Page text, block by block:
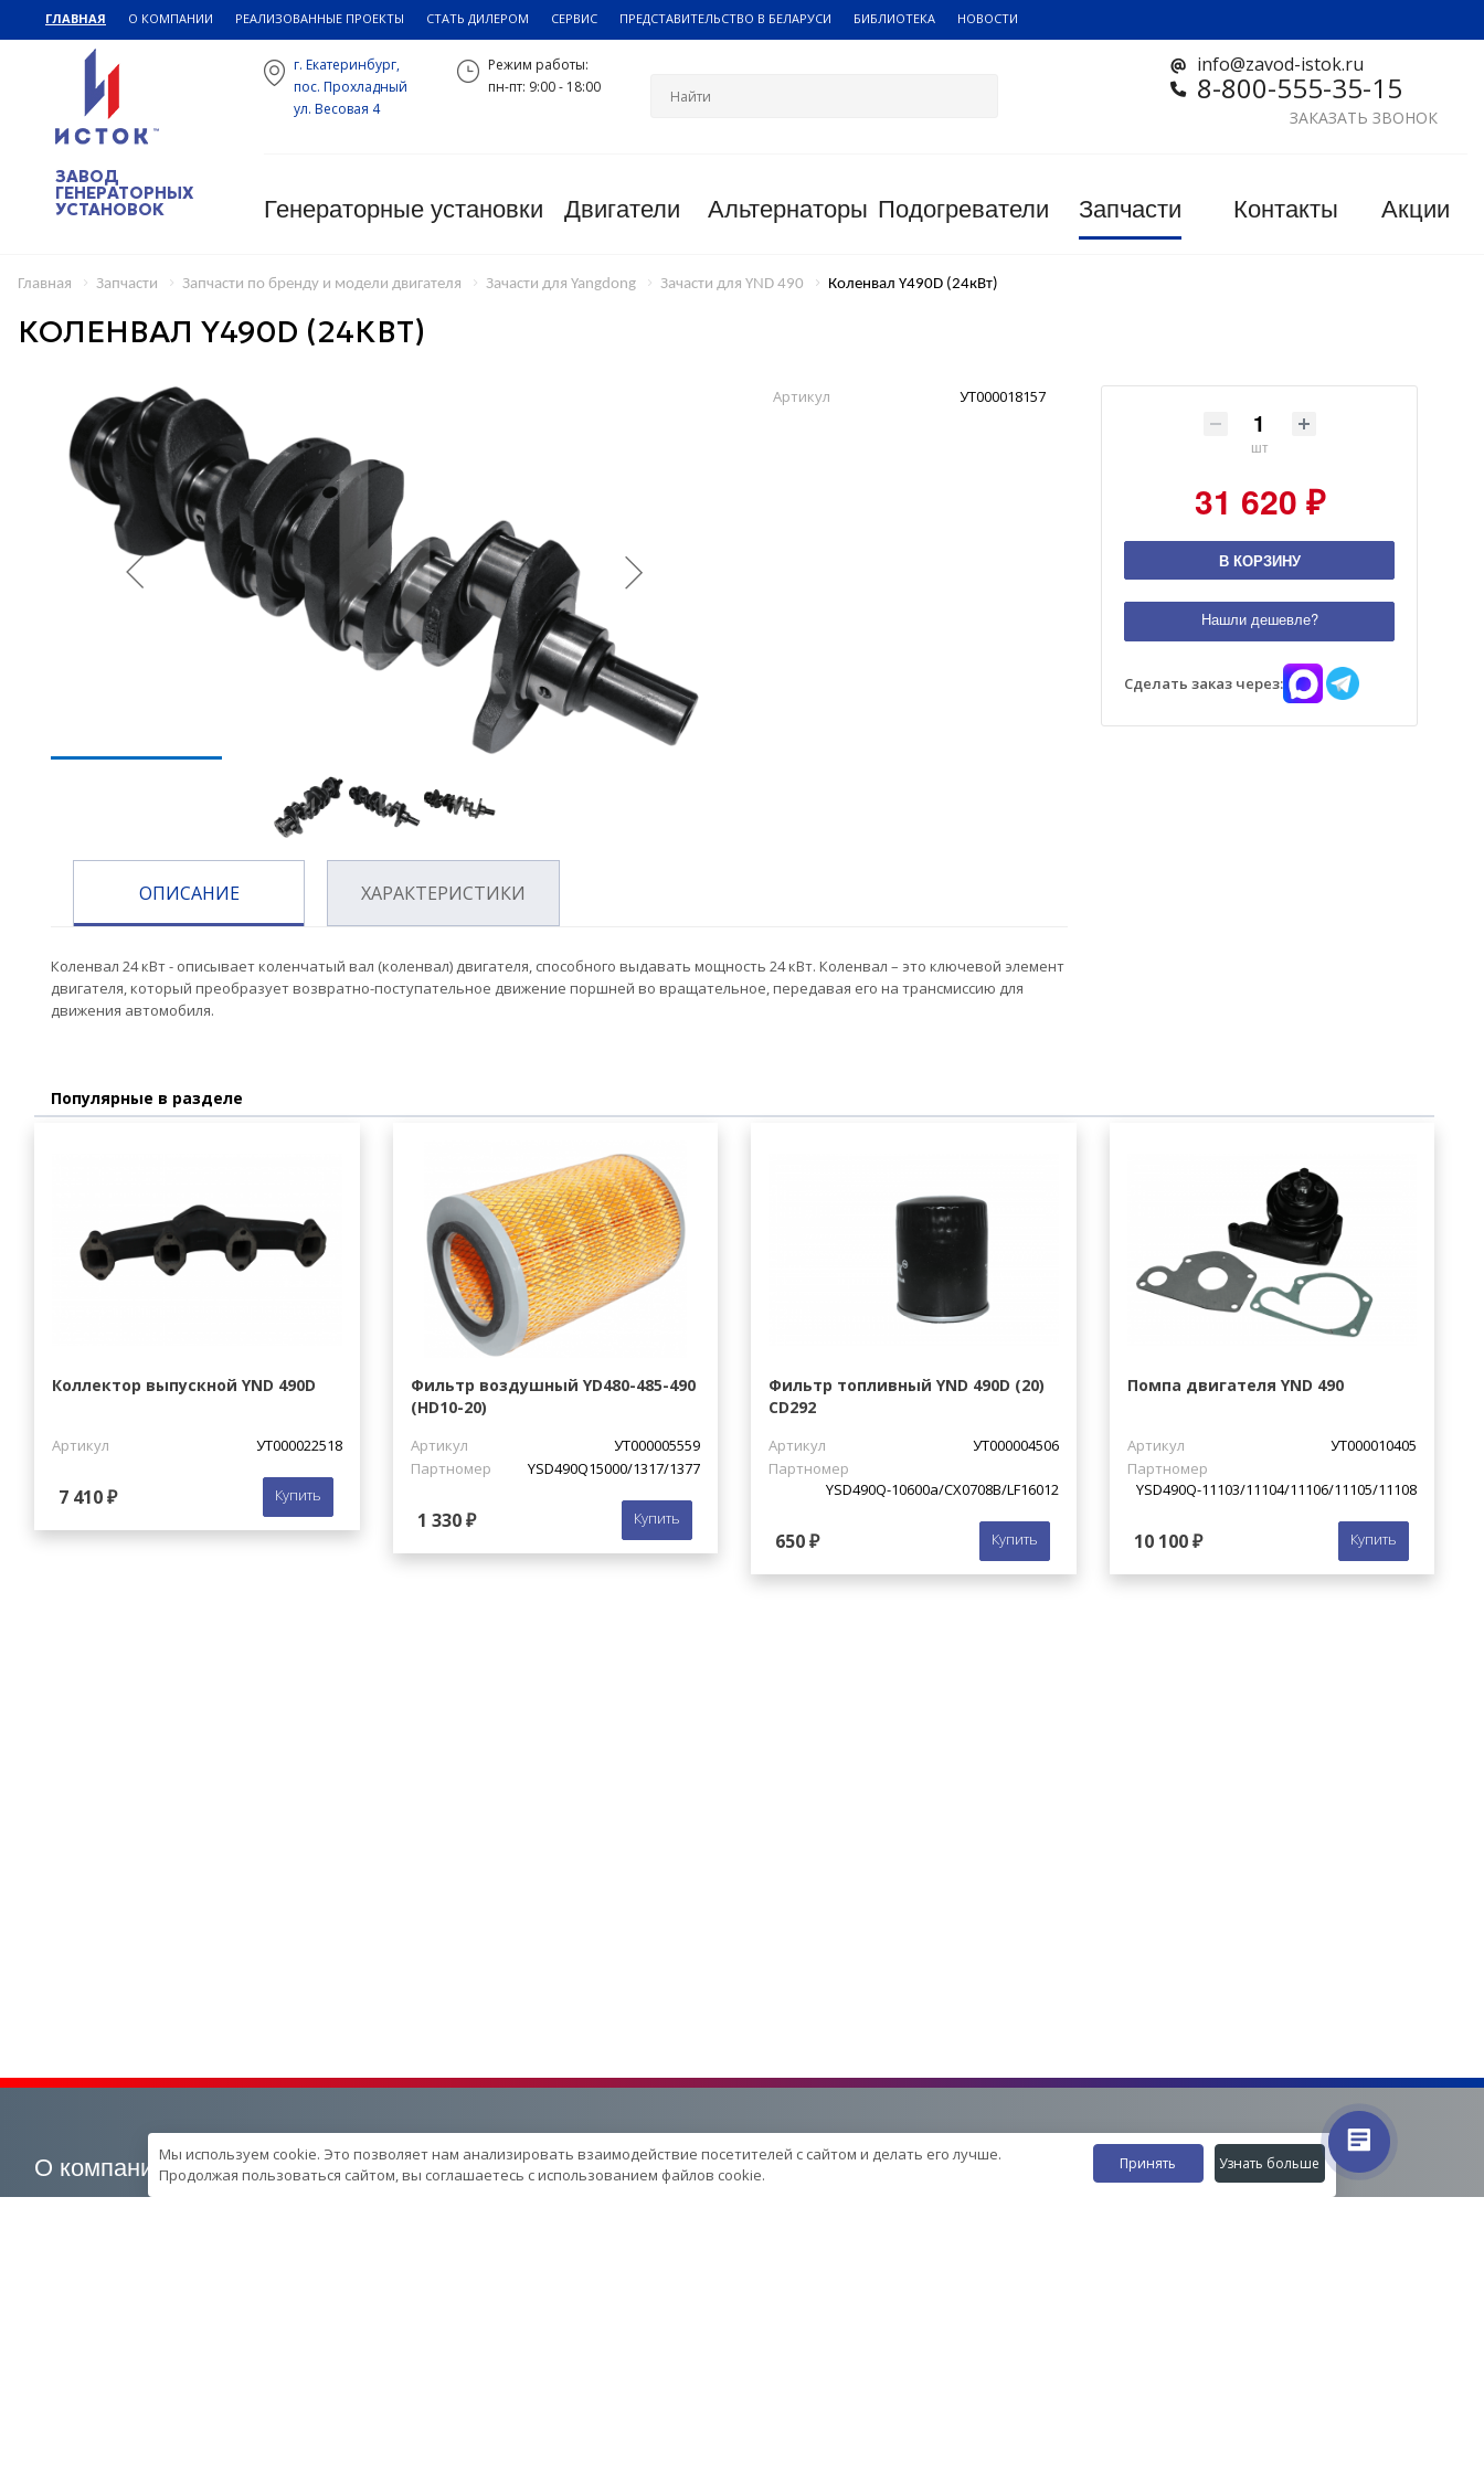
ГЛАВНАЯ О КОМПАНИИ РЕАЛИЗОВАННЫЕ ПРОЕКТЫ СТАТЬ ДИЛЕРОМ СЕРВИС ПРЕДСТАВИТЕЛЬСТВО В БЕЛАРУСИ БИБЛИОТЕКА НОВОСТИ
ЗАВОД
ГЕНЕРАТОРНЫХ
УСТАНОВОК
info@zavod-istok.ru
8-800-555-35-15
ЗАКАЗАТЬ ЗВОНОК
г. Екатеринбург,
пос. Прохладный
ул. Весовая 4
Режим работы:
пн-пт: 9:00 - 18:00
Генераторные установки Двигатели Альтернаторы Подогреватели Запчасти Контакты Акции
Главная Запчасти Запчасти по бренду и модели двигателя Зачасти для Yangdong Зачасти для YND 490 Коленвал Y490D (24кВт)
КОЛЕНВАЛ Y490D (24КВТ)
Артикул УТ000018157
шт
31 620 ₽
В КОРЗИНУ
Нашли дешевле?
Сделать заказ через:
ОПИСАНИЕ ХАРАКТЕРИСТИКИ
Коленвал 24 кВт - описывает коленчатый вал (коленвал) двигателя, способного выдавать мощность 24 кВт. Коленвал – это ключевой элемент
двигателя, который преобразует возвратно-поступательное движение поршней во вращательное, передавая его на трансмиссию для
движения автомобиля.
Популярные в разделе
Коллектор выпускной YND 490D
Артикул УТ000022518
7 410 ₽ Купить
Фильтр воздушный YD480-485-490
(HD10-20)
Артикул
УТ000005559
Партномер
YSD490Q15000/1317/1377
1 330 ₽ Купить
Фильтр топливный YND 490D (20)
CD292
Артикул
УТ000004506
Партномер
YSD490Q-10600a/СХ0708В/LF16012
650 ₽ Купить
Помпа двигателя YND 490
Артикул
УТ000010405
Партномер
YSD490Q-11103/11104/11106/11105/11108
10 100 ₽ Купить
О компании Наша продукция Услуги
Наши контакты
Мы используем cookie. Это позволяет нам анализировать взаимодействие посетителей с сайтом и делать его лучше.
Продолжая пользоваться сайтом, вы соглашаетесь с использованием файлов cookie.
Принять Узнать больше